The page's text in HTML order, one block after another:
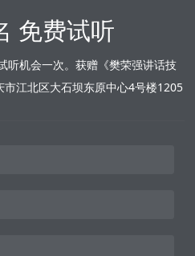
免费试听
听机会一次。获赠《樊荣强讲话技
江北区大石坝东原中心4号楼1205